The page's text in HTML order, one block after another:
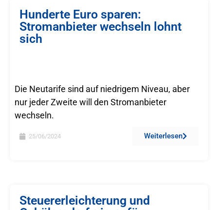
Hunderte Euro sparen:
Stromanbieter wechseln lohnt
sich
Die Neutarife sind auf niedrigem Niveau, aber
nur jeder Zweite will den Stromanbieter
wechseln.
25/06/2024 Weiterlesen
Steuererleichterung und